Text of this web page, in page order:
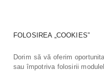
FOLOSIREA „COOKIES”
Dorim să vă oferim
sau împotriva folosirii